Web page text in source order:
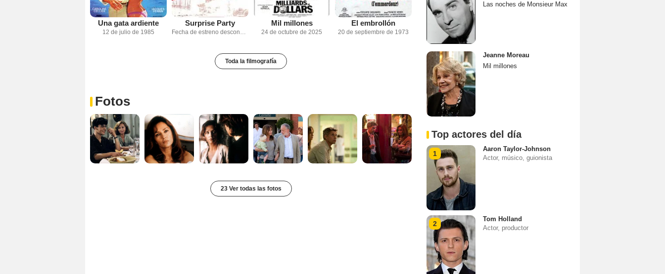
Una gata ardiente
12 de julio de 1985
Surprise Party
Fecha de estreno desconocida
Mil millones
24 de octubre de 2025
El embrollón
20 de septiembre de 1973
Toda la filmografía
Fotos
23 Ver todas las fotos
Las noches de Monsieur Max
Jeanne Moreau
Mil millones
Top actores del día
1
Aaron Taylor-Johnson
Actor, músico, guionista
2
Tom Holland
Actor, productor